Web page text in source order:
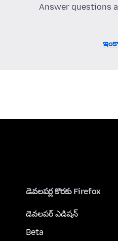
Answer questions
డెవలపర్ల కొరకు Firefox
డెవలపర్ ఎడిషన్
Beta